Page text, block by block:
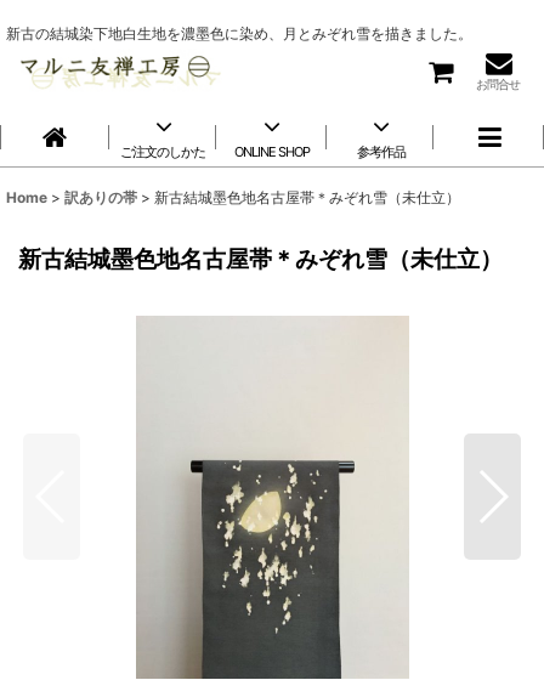
新古の結城染下地白生地を濃墨色に染め、月とみぞれ雪を描きました。
お問合せ
ご注文のしかた ONLINE SHOP 参考作品
Home > 訳ありの帯 > 新古結城墨色地名古屋帯＊みぞれ雪（未仕立）
新古結城墨色地名古屋帯＊みぞれ雪（未仕立）